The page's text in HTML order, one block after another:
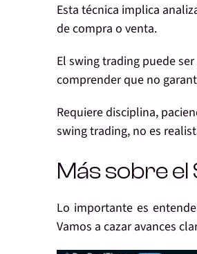
Esta técnica implica
de compra o venta.
El swing trading puede
comprender que no
Requiere disciplina,
swing trading, no es
Más sobre
Lo importante es
Vamos a cazar avances